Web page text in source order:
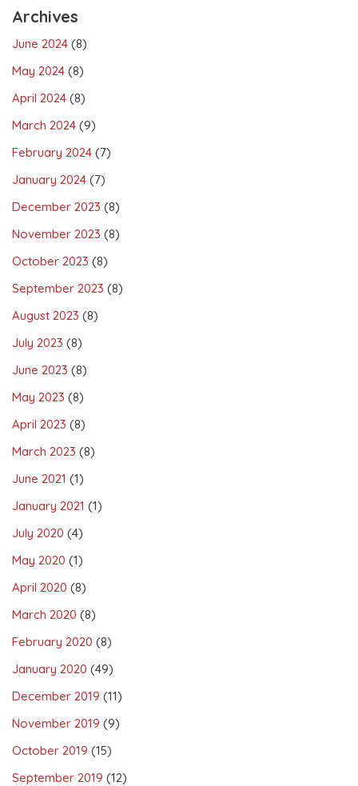
Archives
June 2024 (8)
May 2024 (8)
April 2024 (8)
March 2024 (9)
February 2024 (7)
January 2024 (7)
December 2023 (8)
November 2023 (8)
October 2023 (8)
September 2023 (8)
August 2023 (8)
July 2023 (8)
June 2023 (8)
May 2023 (8)
April 2023 (8)
March 2023 (8)
June 2021 (1)
January 2021 (1)
July 2020 (4)
May 2020 (1)
April 2020 (8)
March 2020 (8)
February 2020 (8)
January 2020 (49)
December 2019 (11)
November 2019 (9)
October 2019 (15)
September 2019 (12)